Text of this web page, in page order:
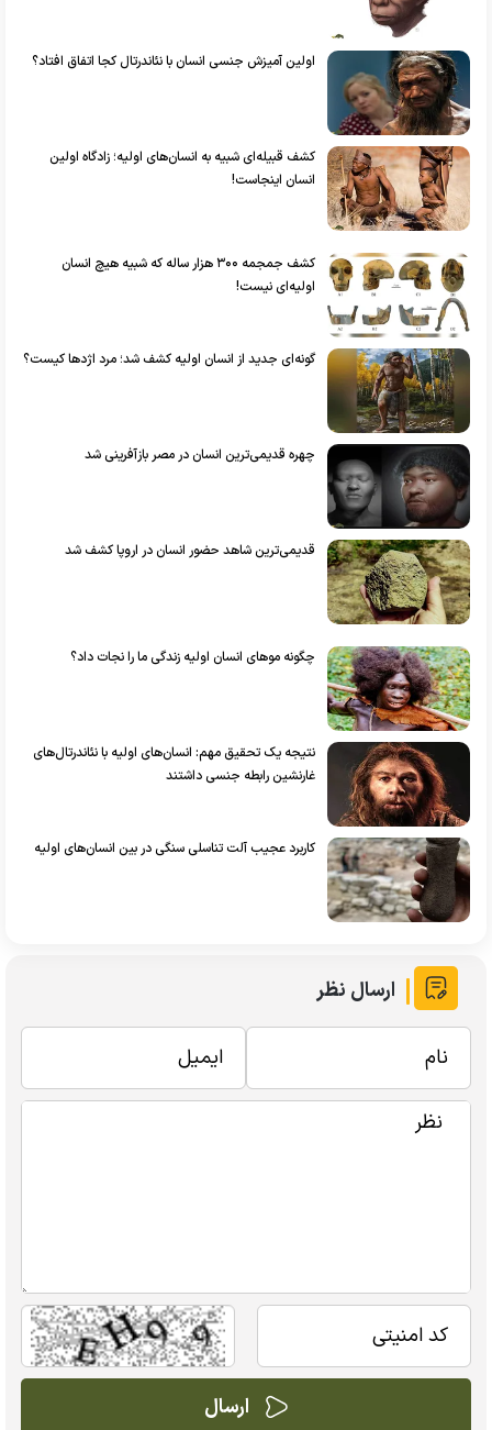
اولین آمیزش جنسی انسان با نئاندرتال کجا اتفاق افتاد؟
کشف قبیله‌ای شبیه به انسان‌های اولیه؛ زادگاه اولین
انسان‌ اینجاست!
کشف جمجمه ۳۰۰ هزار ساله که شبیه هیچ انسان
اولیه‌ای نیست!
گونه‌ای جدید از انسان اولیه کشف شد؛ مرد اژدها کیست؟
چهره قدیمی‌ترین انسان در مصر بازآفرینی شد
قدیمی‌ترین شاهد حضور انسان در اروپا کشف شد
چگونه موهای انسان اولیه زندگی ما را نجات داد؟
نتیجه یک تحقیق مهم: انسان‌های اولیه با نئاندرتال‌های
غارنشین رابطه جنسی داشتند
کاربرد عجیب آلت تناسلی سنگی در بین انسان‌های اولیه
ارسال نظر